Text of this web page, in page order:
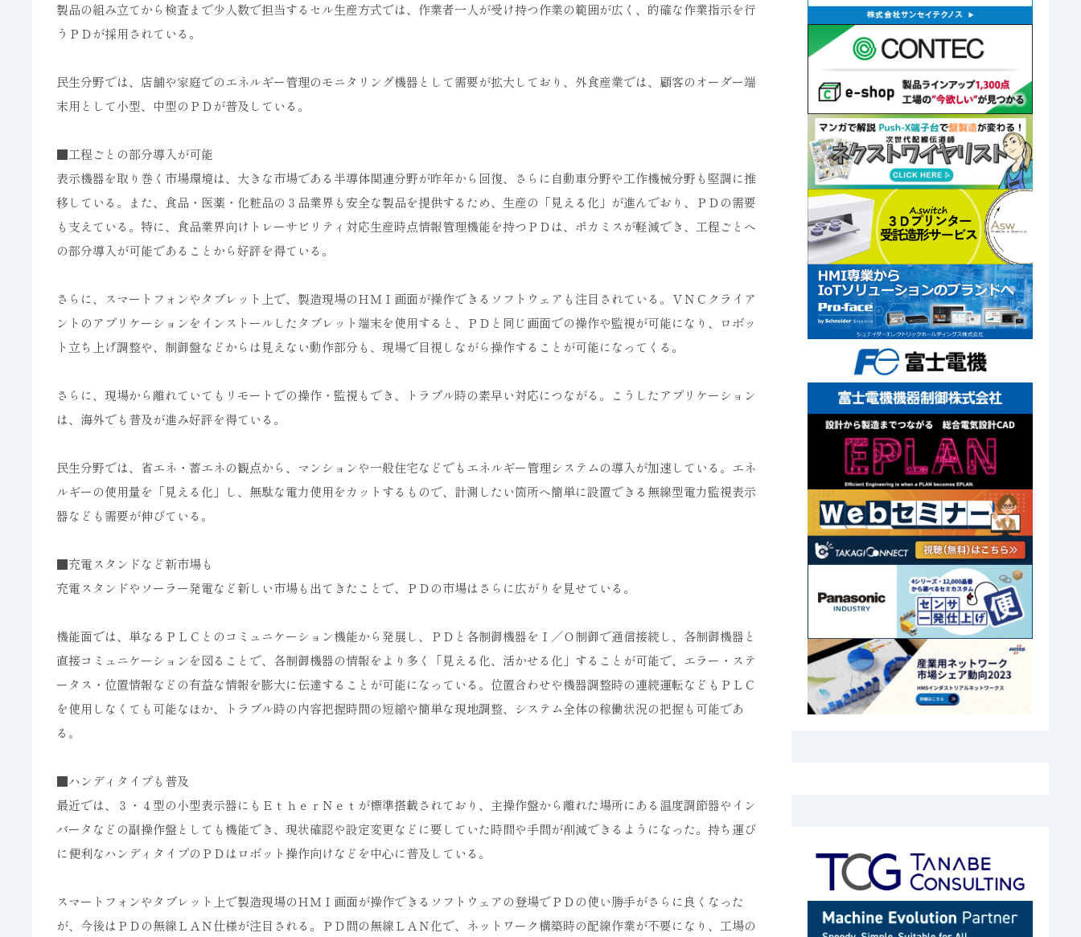
製品の組み立てから検査まで少人数で担当するセル生産方式では、作業者一人が受け持つ作業の範囲が広く、的確な作業指示を行
うＰＤが採用されている。
民生分野では、店舗や家庭でのエネルギー管理のモニタリング機器として需要が拡大しており、外食産業では、顧客のオーダー端
末用として小型、中型のＰＤが普及している。
■工程ごとの部分導入が可能
表示機器を取り巻く市場環境は、大きな市場である半導体関連分野が昨年から回復、さらに自動車分野や工作機械分野も堅調に推
移している。また、食品・医薬・化粧品の３品業界も安全な製品を提供するため、生産の「見える化」が進んでおり、ＰＤの需要
も支えている。特に、食品業界向けトレーサビリティ対応生産時点情報管理機能を持つＰＤは、ポカミスが軽減でき、工程ごとへ
の部分導入が可能であることから好評を得ている。
さらに、スマートフォンやタブレット上で、製造現場のＨＭＩ画面が操作できるソフトウェアも注目されている。ＶＮＣクライア
ントのアプリケーションをインストールしたタブレット端末を使用すると、ＰＤと同じ画面での操作や監視が可能になり、ロボッ
ト立ち上げ調整や、制御盤などからは見えない動作部分も、現場で目視しながら操作することが可能になってくる。
さらに、現場から離れていてもリモートでの操作・監視もでき、トラブル時の素早い対応につながる。こうしたアプリケーション
は、海外でも普及が進み好評を得ている。
民生分野では、省エネ・蓄エネの観点から、マンションや一般住宅などでもエネルギー管理システムの導入が加速している。エネ
ルギーの使用量を「見える化」し、無駄な電力使用をカットするもので、計測したい箇所へ簡単に設置できる無線型電力監視表示
器なども需要が伸びている。
■充電スタンドなど新市場も
充電スタンドやソーラー発電など新しい市場も出てきたことで、ＰＤの市場はさらに広がりを見せている。
機能面では、単なるＰＬＣとのコミュニケーション機能から発展し、ＰＤと各制御機器をＩ／Ｏ制御で通信接続し、各制御機器と
直接コミュニケーションを図ることで、各制御機器の情報をより多く「見える化、活かせる化」することが可能で、エラー・ステ
ータス・位置情報などの有益な情報を膨大に伝達することが可能になっている。位置合わせや機器調整時の連続運転などもＰＬＣ
を使用しなくても可能なほか、トラブル時の内容把握時間の短縮や簡単な現地調整、システム全体の稼働状況の把握も可能であ
る。
■ハンディタイプも普及
最近では、３・４型の小型表示器にもＥｔｈｅｒＮｅｔが標準搭載されており、主操作盤から離れた場所にある温度調節器やイン
バータなどの副操作盤としても機能でき、現状確認や設定変更などに要していた時間や手間が削減できるようになった。持ち運び
に便利なハンディタイプのＰＤはロボット操作向けなどを中心に普及している。
スマートフォンやタブレット上で製造現場のＨＭＩ画面が操作できるソフトウェアの登場でＰＤの使い勝手がさらに良くなった
が、今後はＰＤの無線ＬＡＮ仕様が注目される。ＰＤ間の無線ＬＡＮ化で、ネットワーク構築時の配線作業が不要になり、工場の